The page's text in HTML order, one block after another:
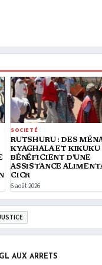
SOCIETÉ
RUTSHURU : DES
KYAGHALA ET KIKUKU
BÉNÉFICIENT D’UNE
ASSISTANCE
CICR
6 août 2026
AUX ARRÊTS